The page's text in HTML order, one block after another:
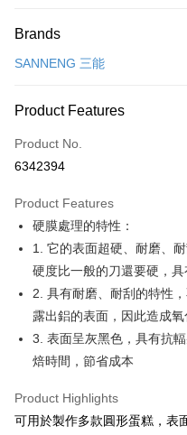
Credit Card (Full Payment)
Apple Pay
Easy Wallet
Google Pay
Plus Pay
ATM Transfer
7-11取貨(5kg以內，尺寸不超
NT$100/order | Free
常溫宅配-(限重20kg以下)
NT$100/order | Free
付款後門市自取
Brands
SANNENG 三能
Product Features
Product No.
6342394
Product Features
硬膜處理的特性：
1. 它的表面超硬、耐磨、
硬度比一般的刀還要硬，
2. 具有耐磨、耐刮的特性
露出鋁的表面，因此造成
3. 表面呈灰黑色，具有抗
焙時間，節省成本
Product Highlights
可用於製作多款圓形蛋糕，表